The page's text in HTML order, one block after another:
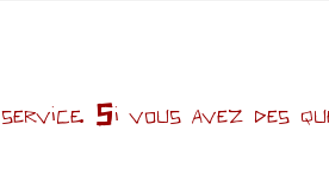
Si vous avez des